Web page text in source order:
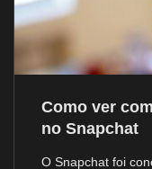
Como ver
no Snapchat
O Snapchat foi